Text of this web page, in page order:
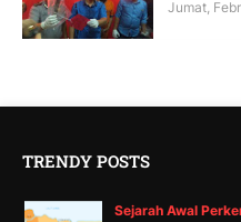
Jumat,
TRENDY POSTS
Sejarah Awal